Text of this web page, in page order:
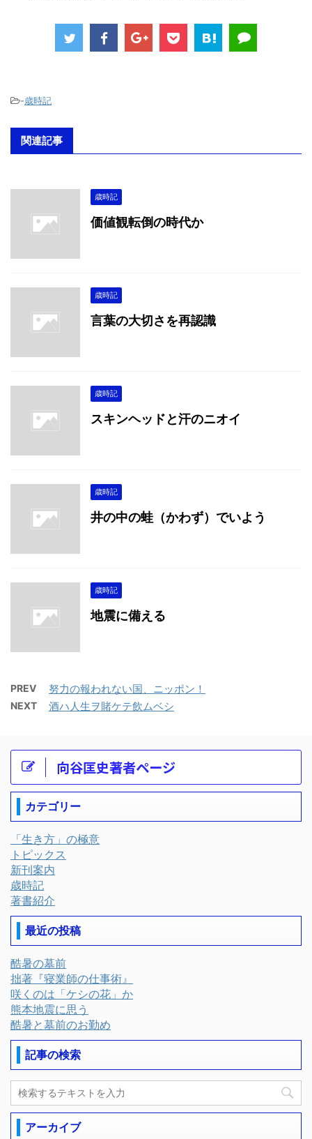
-歳時記
関連記事
歳時記
価値観転倒の時代か
歳時記
言葉の大切さを再認識
歳時記
スキンヘッドと汗のニオイ
歳時記
井の中の蛙（かわず）でいよう
歳時記
地震に備える
PREV 努力の報われない国、ニッポン！
NEXT 酒ハ人生ヲ賭ケテ飲ムベシ
向谷匡史著者ページ
カテゴリー
「生き方」の極意
トピックス
新刊案内
歳時記
著書紹介
最近の投稿
酷暑の墓前
拙著『寝業師の仕事術』
咲くのは「ケシの花」か
熊本地震に思う
酷暑と墓前のお勤め
記事の検索
アーカイブ